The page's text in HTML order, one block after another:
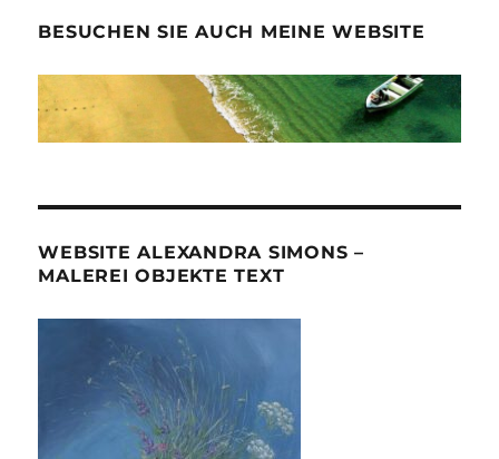
BESUCHEN SIE AUCH MEINE WEBSITE
WEBSITE ALEXANDRA SIMONS –
MALEREI OBJEKTE TEXT